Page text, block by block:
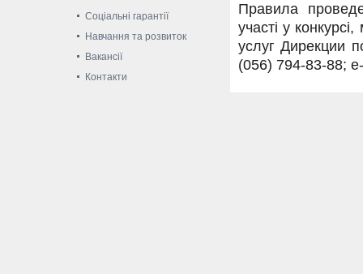
Соціальні гарантії
Навчання та розвиток
Вакансії
Контакти
Правила
участі у
услуг Дирекции
(056) 794-83-88;